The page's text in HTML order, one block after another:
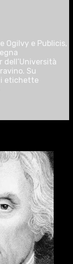
Ogilvy e Publicis,
dell’Università
Su
etichette